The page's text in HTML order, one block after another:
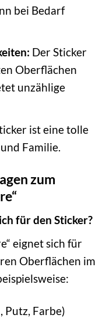
bei Bedarf
Der Sticker
Oberflächen
unzählige
ist eine tolle
Familie.
zum
für den Sticker?
eignet sich für
Oberflächen im
Putz, Farbe)